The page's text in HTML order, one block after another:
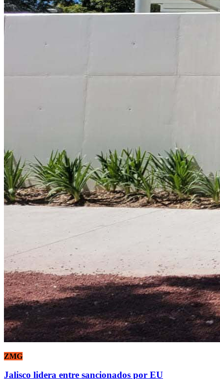
ZMG
Jalisco lidera entre sancionados por EU